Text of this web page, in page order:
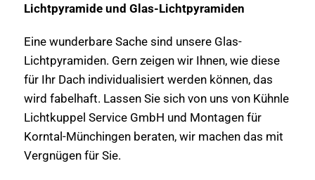
Lichtpyramide und Glas-Lichtpyramiden
Eine wunderbare Sache sind unsere Glas-
Lichtpyramiden. Gern zeigen wir Ihnen, wie diese
für Ihr Dach individualisiert werden können, das
wird fabelhaft. Lassen Sie sich von uns von Kühnle
Lichtkuppel Service GmbH und Montagen für
Korntal-Münchingen beraten, wir machen das mit
Vergnügen für Sie.